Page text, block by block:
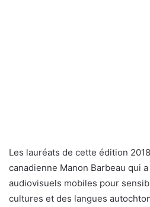
Les lauréats de cette édition
canadienne Manon Barbeau qui
audiovisuels mobiles pour
cultures et des langues